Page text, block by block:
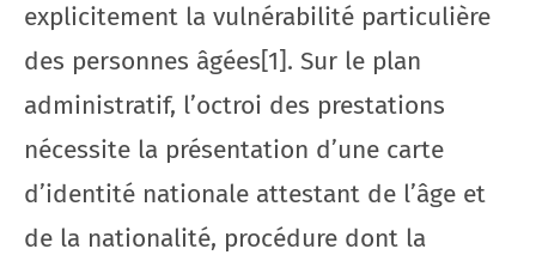
explicitement la vulnérabilité particulière
des personnes âgées[1]. Sur le plan
administratif, l’octroi des prestations
nécessite la présentation d’une carte
d’identité nationale attestant de l’âge et
de la nationalité, procédure dont la